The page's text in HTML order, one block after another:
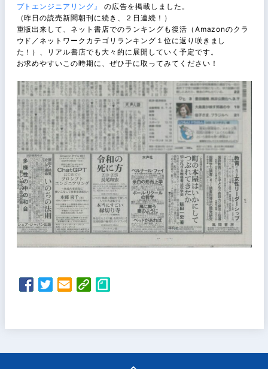
プトエンジニアリング』
の広告を掲載しました。
（昨日の読売新聞朝刊に続き、２日連続！）
重版出来して、ネット書店でのランキングも復活（Amazonのクラ
ウド／ネットワークカテゴリランキング１位に返り咲きまし
た！）、リアル書店でも大々的に展開していく予定です。
お求めやすいこの時期に、ぜひ手に取ってみてください！